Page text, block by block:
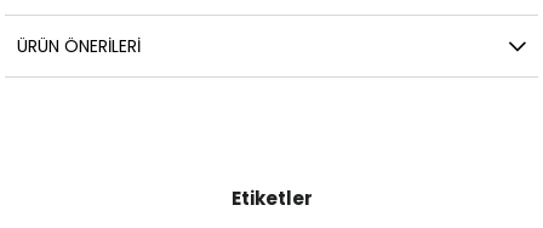
ÜRÜN ÖNERILERI
Etiketler